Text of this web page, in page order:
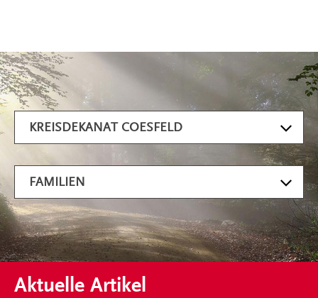
Aktuelle Artikel
Artikel filtern
KREISDEKANAT COESFELD
FAMILIEN